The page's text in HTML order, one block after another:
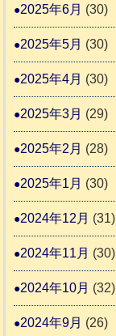
2025年6月 (30)
2025年5月 (30)
2025年4月 (30)
2025年3月 (29)
2025年2月 (28)
2025年1月 (30)
2024年12月 (31)
2024年11月 (30)
2024年10月 (32)
2024年9月 (26)